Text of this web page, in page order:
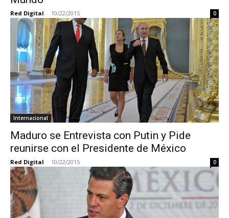
Red Digital - 10/22/2015 0
Internacional
Maduro se Entrevista con Putin y Pide
reunirse con el Presidente de México
Red Digital - 10/22/2015 0